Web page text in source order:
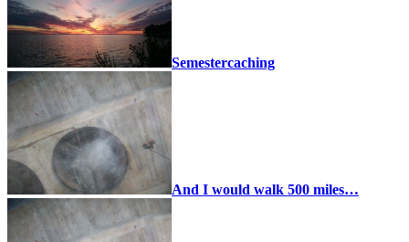
Semestercaching
And I would walk 500 miles…